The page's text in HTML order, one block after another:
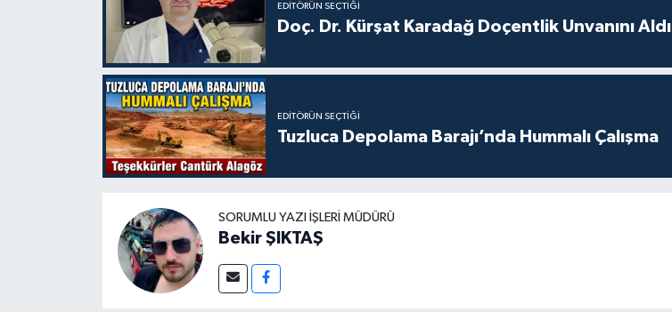
EDITÖRÜN SEÇTIĞI
Doç. Dr. Kürşat Karadağ Doçentlik Unvanını Aldı
EDITÖRÜN SEÇTIĞI
Tuzluca Depolama Barajı’nda Hummalı Çalışma
SORUMLU YAZI İŞLERI MÜDÜRÜ
Bekir ŞIKTAŞ